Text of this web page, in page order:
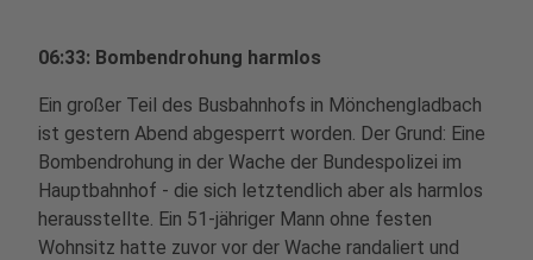
06:33: Bombendrohung harmlos
Ein großer Teil des Busbahnhofs in Mönchengladbach
ist gestern Abend abgesperrt worden. Der Grund: Eine
Bombendrohung in der Wache der Bundespolizei im
Hauptbahnhof - die sich letztendlich aber als harmlos
herausstellte. Ein 51-jähriger Mann ohne festen
Wohnsitz hatte zuvor vor der Wache randaliert und